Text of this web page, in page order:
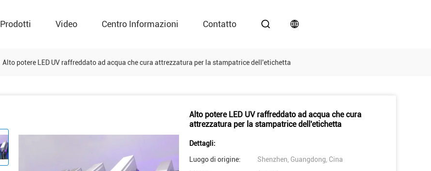
Prodotti Video Centro Informazioni Contatto
Alto potere LED UV raffreddato ad acqua che cura attrezzatura per la stampatrice dell'etichetta
Alto potere LED UV raffreddato ad acqua che cura
attrezzatura per la stampatrice dell'etichetta
Dettagli:
Luogo di origine:
Shenzhen, Guangdong, Cina